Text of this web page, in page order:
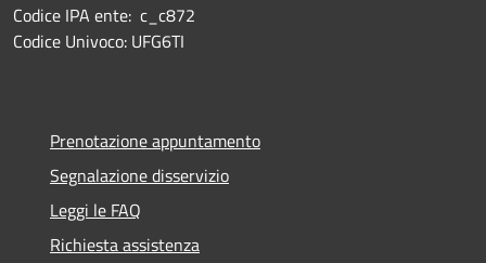
Codice IPA ente: c_c872
Codice Univoco: UFG6TI
Prenotazione appuntamento
Segnalazione disservizio
Leggi le FAQ
Richiesta assistenza